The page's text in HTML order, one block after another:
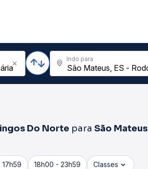
Indo para
Do Norte para São Mateus
17h59 18h00 - 23h59 Classes